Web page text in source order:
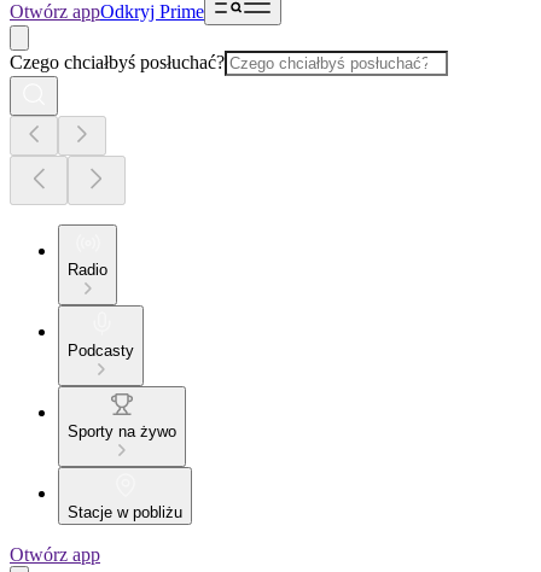
Otwórz appOdkryj Prime
Czego chciałbyś posłuchać?
Radio
Podcasty
Sporty na żywo
Stacje w pobliżu
Otwórz app